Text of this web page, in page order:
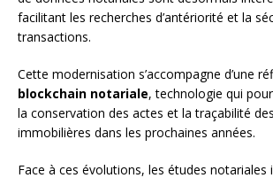
facilitant les recherches d’antériorité et la
transactions.
Cette modernisation s’accompagne d’une
blockchain notariale, technologie qui
la conservation des actes et la traçabilité
immobilières dans les prochaines années.
Face à ces évolutions, les études notariales